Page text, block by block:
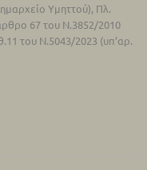
Υμηττού), Πλ.
67 του Ν.3852/2010
του Ν.5043/2023 (υπ’αρ.